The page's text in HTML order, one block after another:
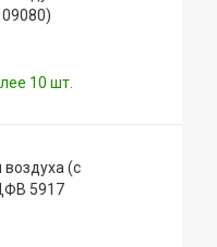
10 шт.
(с
5917